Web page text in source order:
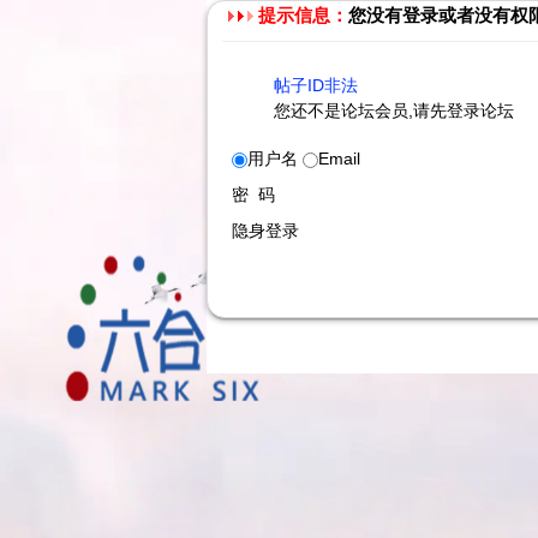
提示信息： 您没有登录或者没有权
帖子ID非法
您还不是论坛会员,请先登录论坛
用户名
Email
密 码
隐身登录